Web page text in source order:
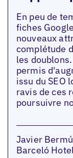
En peu de
fiches
nouveaux
complétude
les
permis
issu du SEO
ravis de ces
poursuivre
Javier
Barceló